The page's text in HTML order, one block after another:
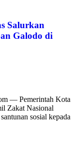
Salurkan
Galodo di
— Pemerintah Kota
Zakat Nasional
sosial kepada